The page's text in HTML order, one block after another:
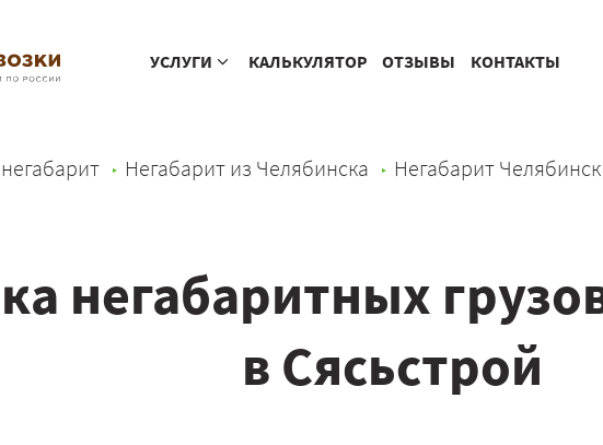
УСЛУГИ КАЛЬКУЛЯТОР ОТЗЫВЫ КОНТАКТЫ
Негабарит из Челябинска Негабарит
негабаритных
в Сясьстрой